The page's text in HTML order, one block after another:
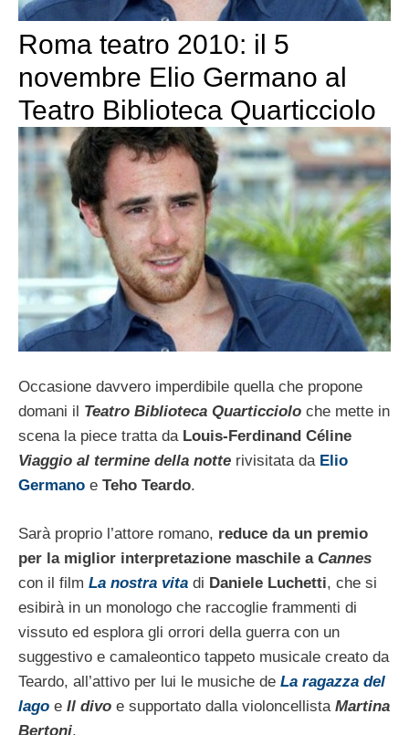
Roma teatro 2010: il 5
novembre Elio Germano al
Teatro Biblioteca Quarticciolo
Occasione davvero imperdibile quella che propone
domani il Teatro Biblioteca Quarticciolo che mette in
scena la piece tratta da Louis-Ferdinand Céline
Viaggio al termine della notte rivisitata da Elio
Germano e Teho Teardo.
Sarà proprio l’attore romano, reduce da un premio
per la miglior interpretazione maschile a Cannes
con il film La nostra vita di Daniele Luchetti, che si
esibirà in un monologo che raccoglie frammenti di
vissuto ed esplora gli orrori della guerra con un
suggestivo e camaleontico tappeto musicale creato da
Teardo, all’attivo per lui le musiche de La ragazza del
lago e Il divo e supportato dalla violoncellista Martina
Bertoni.